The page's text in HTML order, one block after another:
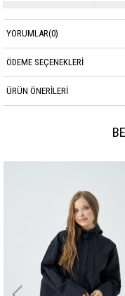
Sezon
Kumaş Cinsi
YORUMLAR(0)
ÖDEME SEÇENEKLERI
ÜRÜN ÖNERILERI